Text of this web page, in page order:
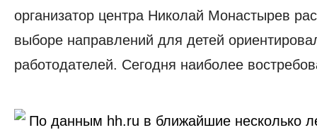
организатор центра Николай Монастырев
выборе направлений для детей
работодателей. Сегодня наиболее